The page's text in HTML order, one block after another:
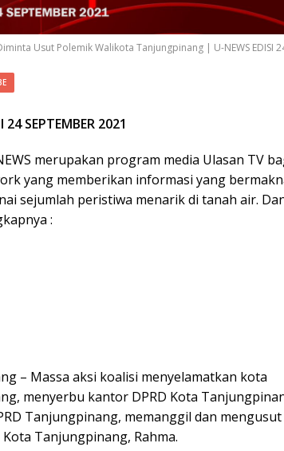
Usut Polemik Walikota Tanjungpinang | U-NEWS EDISI 24
24 SEPTEMBER 2021
merupakan program media Ulasan TV
yang memberikan informasi yang
sejumlah peristiwa menarik di tanah air.
:
– Massa aksi koalisi menyelamatkan kota
menyerbu kantor DPRD Kota
Tanjungpinang, memanggil dan
Tanjungpinang, Rahma.